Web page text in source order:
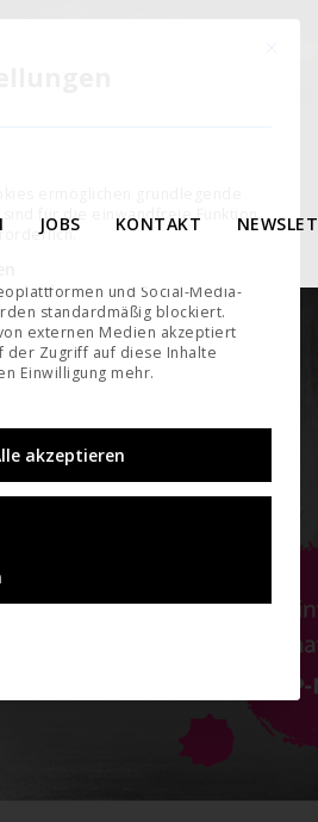
JOBS KONTAKT
Mit
sind für die einwandfreie Funktion
und Social-Media-
standardmäßig blockiert.
externen Medien akzeptiert
Zugriff auf diese Inhalte
Einwilligung mehr.
akzeptieren